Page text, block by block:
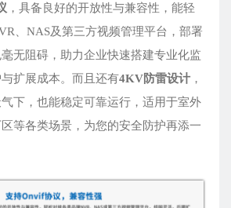
，具备良好的开放性与兼容性，能轻
、NAS及第三方视频管理平台，部署
无阻碍，助力企业快速搭建专业化监
扩展成本。而且还有4KV防雷设计 ，
下，也能稳定可靠运行，适用于室外
等各类场景，为您的安全防护再添一